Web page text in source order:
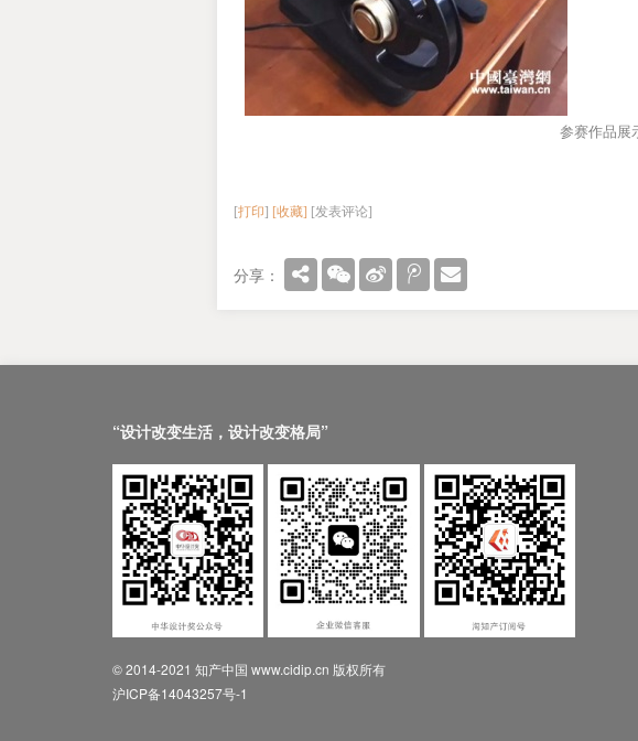
参赛作品展
[打印] [收藏] [发表评论]
分享：
“设计改变生活，设计改变格局”
© 2014-2021 知产中国 www.cidip.cn 版权所有
沪ICP备14043257号-1